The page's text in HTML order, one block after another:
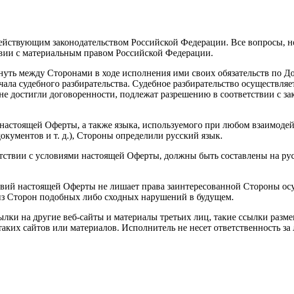
законодательством Российской Федерации. Все вопросы,
с материальным правом Российской Федерации.
между Сторонами в ходе исполнения ими своих обязательств по
судебного разбирательства. Судебное разбирательство
договоренности, подлежат разрешению в соответствии с
Оферты, а также языка, используемого при любом
и т. д.), Стороны определили русский язык.
с условиями настоящей Оферты, должны быть составлены на
настоящей Оферты не лишает права заинтересованной Стороны
Сторон подобных либо сходных нарушений в будущем.
на другие веб-сайты и материалы третьих лиц, такие ссылки
сайтов или материалов. Исполнитель не несет ответственность